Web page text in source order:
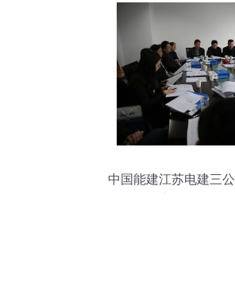
中国能建江苏电建三